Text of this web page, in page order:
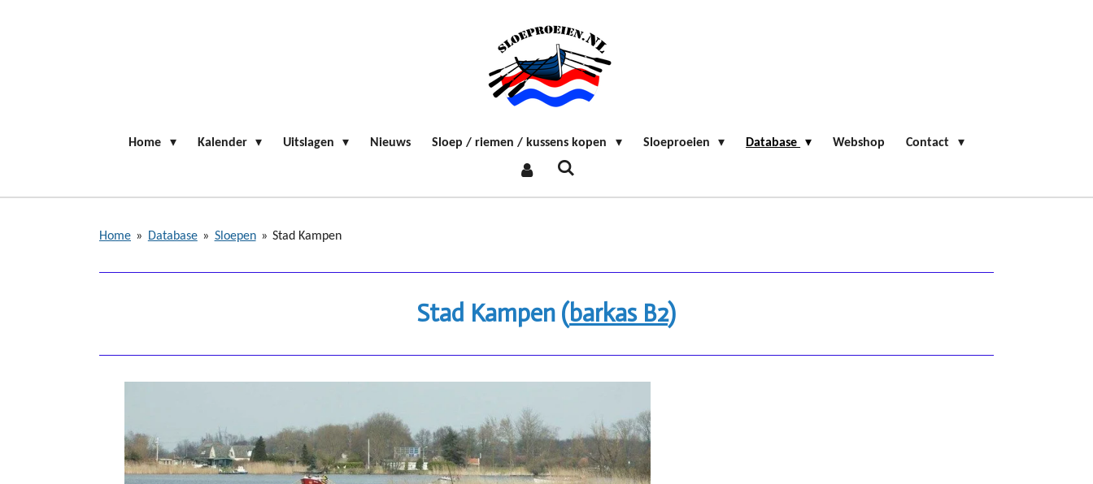
Home Kalender Uitslagen Nieuws Sloep / riemen / kussens kopen Sloeproeien Database Webshop Contact
Home » Database » Sloepen » Stad Kampen
Stad Kampen (barkas B2)